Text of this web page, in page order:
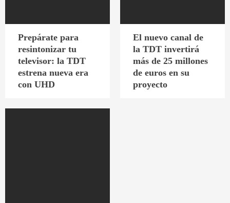
Prepárate para
resintonizar tu
televisor: la TDT
estrena nueva era
con UHD
El nuevo canal de
la TDT invertirá
más de 25 millones
de euros en su
proyecto